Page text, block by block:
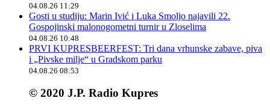
04.08.26 11:29
Gosti u studiju: Marin Ivić i Luka Smoljo najavili 22.
Gospojinski malonogometni turnir u Zloselima
04.08.26 10:48
PRVI KUPRESBEERFEST: Tri dana vrhunske zabave, piva
i „Pivske milje“ u Gradskom parku
04.08.26 08:53
© 2020 J.P. Radio Kupres